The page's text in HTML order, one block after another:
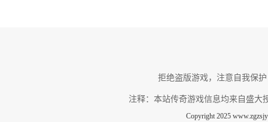
拒绝盗版游戏，注意自我保
注释：本站传奇游戏信息均来自盛大
Copyright 2025